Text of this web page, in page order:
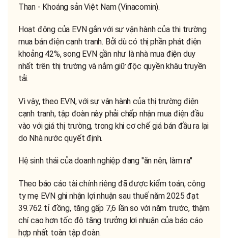
Than - Khoáng sản Việt Nam (Vinacomin).
Hoạt động của EVN gắn với sự vận hành của thị trường
mua bán điện cạnh tranh. Bởi dù có thị phần phát điện
khoảng 42%, song EVN gần như là nhà mua điện duy
nhất trên thị trường và nắm giữ độc quyền khâu truyền
tải.
Vì vậy, theo EVN, với sự vận hành của thị trường điện
cạnh tranh, tập đoàn này phải chấp nhận mua điện đầu
vào với giá thị trường, trong khi cơ chế giá bán đầu ra lại
do Nhà nước quyết định.
Hệ sinh thái của doanh nghiệp đang "ăn nên, làm ra"
Theo báo cáo tài chính riêng đã được kiểm toán, công
ty mẹ EVN ghi nhận lợi nhuận sau thuế năm 2025 đạt
39.762 tỉ đồng, tăng gấp 7,6 lần so với năm trước, thậm
chí cao hơn tốc độ tăng trưởng lợi nhuận của báo cáo
hợp nhất toàn tập đoàn.